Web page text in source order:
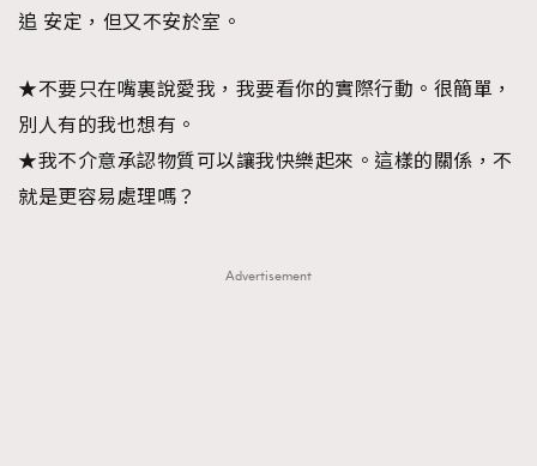
追 安定，但又不安於室。
★不要只在嘴裏說愛我，我要看你的實際行動。很簡單，
別人有的我也想有。
★我不介意承認物質可以讓我快樂起來。這樣的關係，不
就是更容易處理嗎？
Advertisement